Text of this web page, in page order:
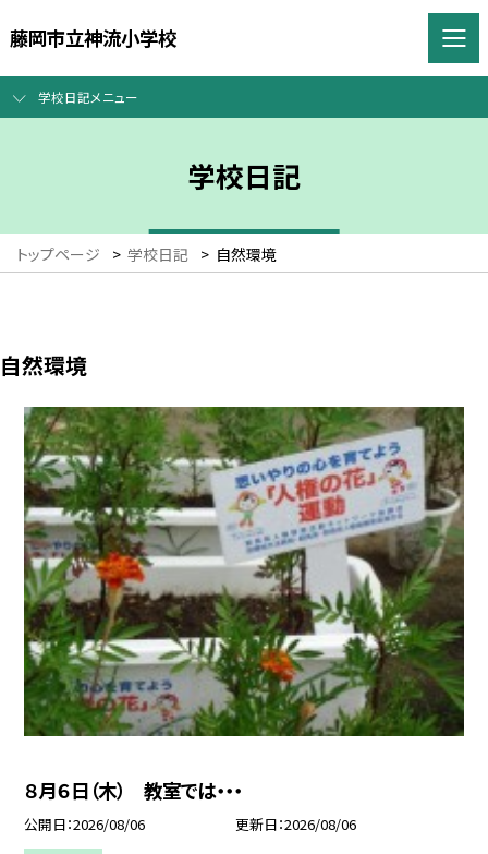
藤岡市立神流小学校
学校日記メニュー
学校日記
トップページ > 学校日記 > 自然環境
自然環境
８月６日（木） 教室では・・・
公開日 2026/08/06 更新日 2026/08/06